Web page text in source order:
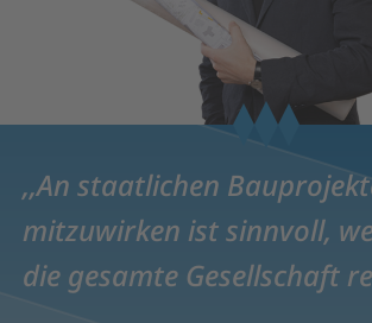
An staatlichen
mitzuwirken ist sinnvoll,
die gesamte Gesellschaft